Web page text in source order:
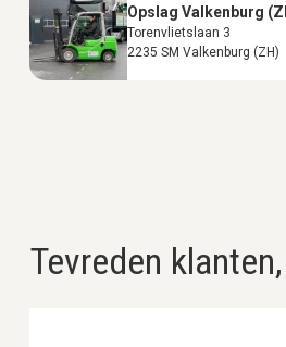
Opslag Valkenburg
Torenvlietslaan 3
2235 SM Valkenburg (ZH)
Tevreden